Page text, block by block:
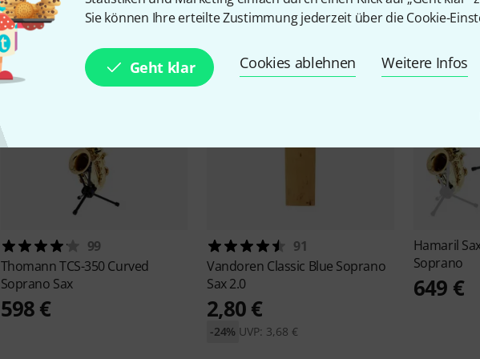
Sie können Ihre erteilte Zustimmung jederzeit über die Cookie-
Geht klar Cookies ablehnen Weitere Infos
99
ThomannTCS-350 Curved
Soprano Sax
598 €
91
Vandoren Classic Blue Soprano
Sax 2.0
2,80 €
UVP: 3,68 €
-24%
Hamaril
Soprano
649 €